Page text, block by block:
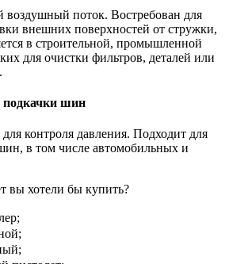
воздушный поток. Востребован для
внешних поверхностей от стружки,
в строительной, промышленной
для очистки фильтров, деталей или
подкачки шин
контроля давления. Подходит для
в том числе автомобильных и
вы хотели бы купить?